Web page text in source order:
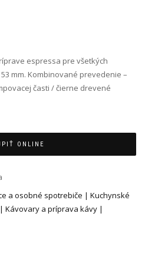
espressa pre všetkých
mm. Kombinované prevedenie –
časti / čierne drevené
ONLINE
a osobné spotrebiče | Kuchynské
Kávovary a príprava kávy |